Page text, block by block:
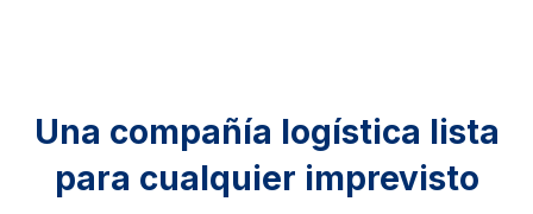
Una compañía logística lista
para cualquier imprevisto